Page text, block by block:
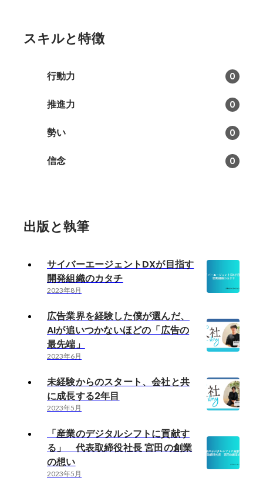
スキルと特徴
行動力 0
推進力 0
勢い 0
信念 0
出版と執筆
サイバーエージェントDXが目指す
開発組織のカタチ
2023年8月
広告業界を経験した僕が選んだ、
AIが追いつかないほどの「広告の
最先端」
2023年6月
未経験からのスタート、会社と共
に成長する2年目
2023年5月
「産業のデジタルシフトに貢献す
る」 代表取締役社長 宮田の創業
の想い
2023年5月